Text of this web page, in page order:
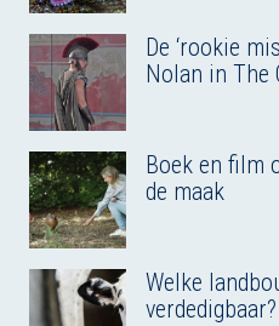
De ‘rookie
Nolan in The
Boek en film
de maak
Welke
verdedigbaar?